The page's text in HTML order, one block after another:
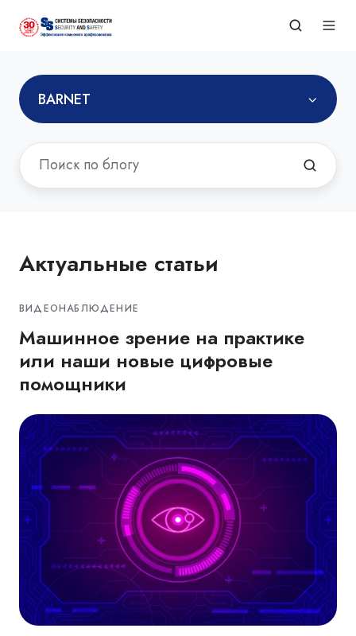
BARNET
Актуальные статьи
ВИДЕОНАБЛЮДЕНИЕ
Машинное зрение на практике
или наши новые цифровые
помощники